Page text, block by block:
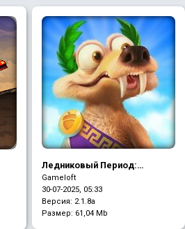
Ледниковый Период:
Приключения
Gameloft
30-07-2025, 05:33
Версия: 2.1.8a
Размер: 61,04 Mb